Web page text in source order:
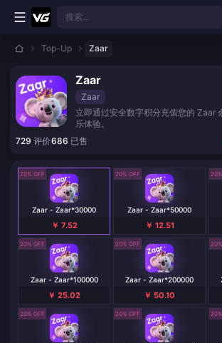
跳转至主要内容
搜索...
Top-Up Zaar
Zaar
Zaar
立即通过安全数字积分充值您的 Zaar
乐体验。
729 评价686 已售
20% OFF
Zaar - Zaar*30000
￥ 7.52
20% OFF
Zaar - Zaar*50000
￥ 12.51
20% OFF
Zaar - Zaar*100000
￥ 25.02
20% OFF
Zaar - Zaar*200000
￥ 50.10
20% OFF 20% OFF